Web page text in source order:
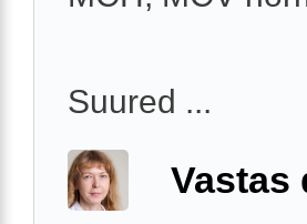
Suured ...
Vastas